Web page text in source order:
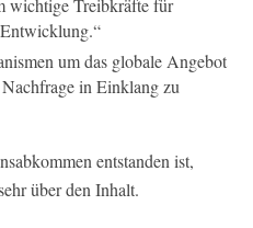
um das globale Angebot
in Einklang zu
entstanden ist,
über den Inhalt.